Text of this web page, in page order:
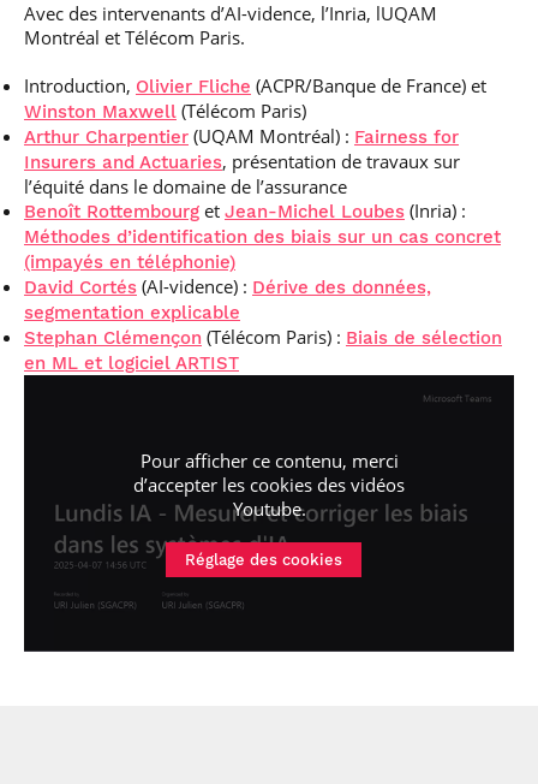
Avec des intervenants d’AI-vidence, l’Inria, lUQAM
Montréal et Télécom Paris.
Introduction, Olivier Fliche (ACPR/Banque de France) et
Winston Maxwell (Télécom Paris)
Arthur Charpentier (UQAM Montréal) : Fairness for
Insurers and Actuaries, présentation de travaux sur
l’équité dans le domaine de l’assurance
Benoît Rottembourg et Jean-Michel Loubes (Inria) :
Méthodes d’identification des biais sur un cas concret
(impayés en téléphonie)
David Cortés (AI-vidence) : Dérive des données,
segmentation explicable
Stephan Clémençon (Télécom Paris) : Biais de sélection
en ML et logiciel ARTIST
Pour afficher ce contenu, merci
d’accepter les cookies des vidéos
Youtube.
Réglage des cookies